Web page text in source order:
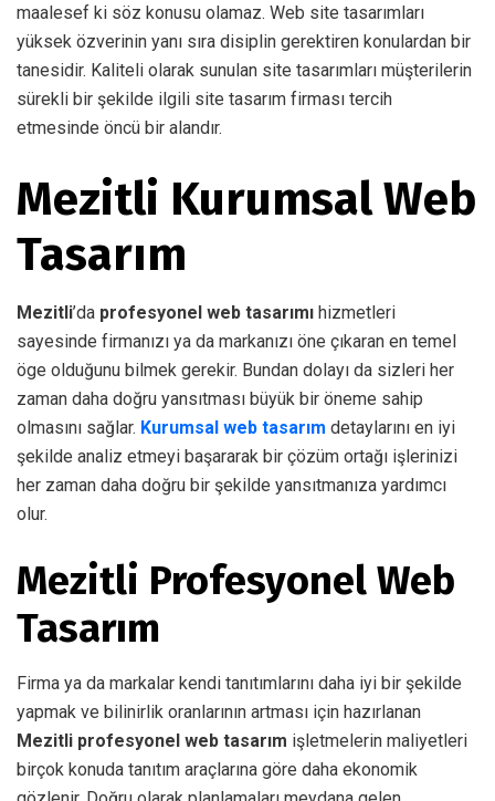
maalesef ki söz konusu olamaz. Web site tasarımları
yüksek özverinin yanı sıra disiplin gerektiren konulardan bir
tanesidir. Kaliteli olarak sunulan site tasarımları müşterilerin
sürekli bir şekilde ilgili site tasarım firması tercih
etmesinde öncü bir alandır.
Mezitli Kurumsal Web
Tasarım
Mezitli’da profesyonel web tasarımı hizmetleri
sayesinde firmanızı ya da markanızı öne çıkaran en temel
öge olduğunu bilmek gerekir. Bundan dolayı da sizleri her
zaman daha doğru yansıtması büyük bir öneme sahip
olmasını sağlar. Kurumsal web tasarım detaylarını en iyi
şekilde analiz etmeyi başararak bir çözüm ortağı işlerinizi
her zaman daha doğru bir şekilde yansıtmanıza yardımcı
olur.
Mezitli Profesyonel Web
Tasarım
Firma ya da markalar kendi tanıtımlarını daha iyi bir şekilde
yapmak ve bilinirlik oranlarının artması için hazırlanan
Mezitli profesyonel web tasarım işletmelerin maliyetleri
birçok konuda tanıtım araçlarına göre daha ekonomik